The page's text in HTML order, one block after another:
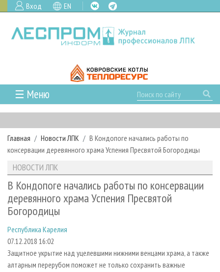
Вход EN
☰ Меню
ГЛАВНАЯ
РУБРИКИ И ТЕМЫ
РУБРИКИ ЖУРНАЛА
ЛЕСОЗАГОТОВКА
ЛЕСОПИЛЕНИЕ
ДЕРЕВООБРАБОТКА
СУШКА ДРЕВЕСИНЫ
ПРОИЗВОДСТВО ДРЕВЕСНЫХ ПЛИТ
ДЕРЕВЯННОЕ ДОМОСТРОЕНИЕ
НОВОСТИ
НОВОСТИ ЛПК
НОВОСТИ ЖУРНАЛА
НОВОСТИ КОМПАНИЙ
ПРОЕКТЫ ЛПИ
АНАЛИТИКА
ПРЕДПРИЯТИЯ ЛПК
ЛЕСНЫЕ РЕГИОНЫ РОССИИ
ПЕРСОНЫ
МОБИЛЬНЫЕ ВЫСТАВКИ
ОФИЦИАЛЬНЫЕ ДЕЛЕГАЦИИ
АРХИВ
АРХИВ ЖУРНАЛОВ
СТАТЬИ
О ЖУРНАЛЕ
ПОДПИСКА
КОНТАКТЫ
РЕКЛАМОДАТЕЛЯМ
РЕКЛАМА
РЕКЛАМА НА САЙТЕ
Главная Новости ЛПК
В Кондопоге начались работы по
консервации деревянного храма Успения Пресвятой Богородицы
НОВОСТИ ЛПК
В Кондопоге начались работы по консервации
деревянного храма Успения Пресвятой
Богородицы
Республика Карелия
07.12.2018 16:02
Защитное укрытие над уцелевшими нижними венцами храма, а также
алтарным перерубом поможет не только сохранить важные